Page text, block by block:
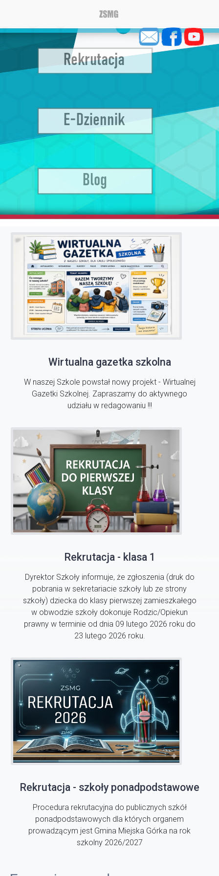
Wirtualna gazetka szkolna
W naszej Szkole powstał nowy projekt - Wirtualnej
Gazetki Szkolnej. Zapraszamy do aktywnego
udziału w redagowaniu !!!
Rekrutacja - klasa 1
Dyrektor Szkoły informuje, że zgłoszenia (druk do
pobrania w sekretariacie szkoły lub ze strony
szkoły) dziecka do klasy pierwszej zamieszkałego
w obwodzie szkoły dokonuje Rodzic/Opiekun
prawny w terminie od dnia 09 lutego 2026 roku do
23 lutego 2026 roku.
Rekrutacja - szkoły ponadpodstawowe
Procedura rekrutacyjna do publicznych szkół
ponadpodstawowych dla których organem
prowadzącym jest Gmina Miejska Górka na rok
szkolny 2026/2027